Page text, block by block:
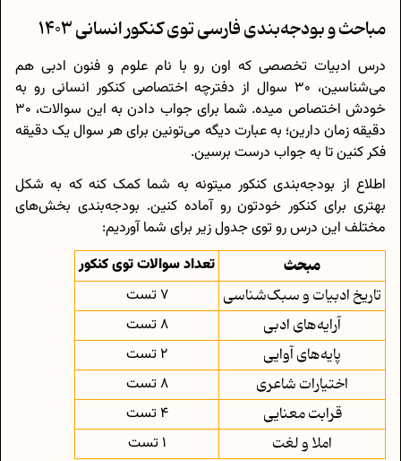
مباحث و بودجه‌بندی فارسی توی کنکور انسانی 1403
درس ادبیات تخصصی که اون رو با نام علوم و فنون ادبی هم
می‌شناسین، 30 سوال از دفترچه اختصاصی کنکور انسانی رو به
خودش اختصاص میده. شما برای جواب دادن به این سوالات، 30
دقیقه زمان دارین؛ به عبارت دیگه می‌تونین برای هر سوال یک دقیقه
فکر کنین تا به جواب درست برسین.
اطلاع از بودجه‌بندی کنکور میتونه به شما کمک کنه که به شکل
بهتری برای کنکور خودتون رو آماده کنین. بودجه‌بندی بخش‌های
مختلف این درس رو توی جدول زیر برای شما آوردیم:
مبحث تعداد سوالات توی کنکور
تاریخ ادبیات و سبک‌شناسی 7 تست
آرایه‌های ادبی 8 تست
پایه‌های آوایی 2 تست
اختیارات شاعری 8 تست
قرابت معنایی 4 تست
املا و لغت
1 تست